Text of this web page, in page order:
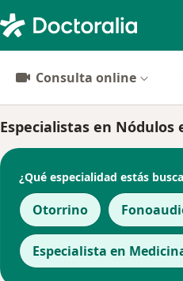
Consulta online
Especialistas en Nódulos
¿Qué especialidad estás
Otorrino
Especialista en